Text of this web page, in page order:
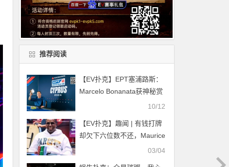
推荐阅读
【EV扑克】EPT塞浦路斯：
Marcelo Bonanata获神秘赏
金赛冠军 Tianhao Zheng深
10/12
【EV扑克】趣闻 | 有钱打牌
却欠下六位数不还，Maurice
03/04